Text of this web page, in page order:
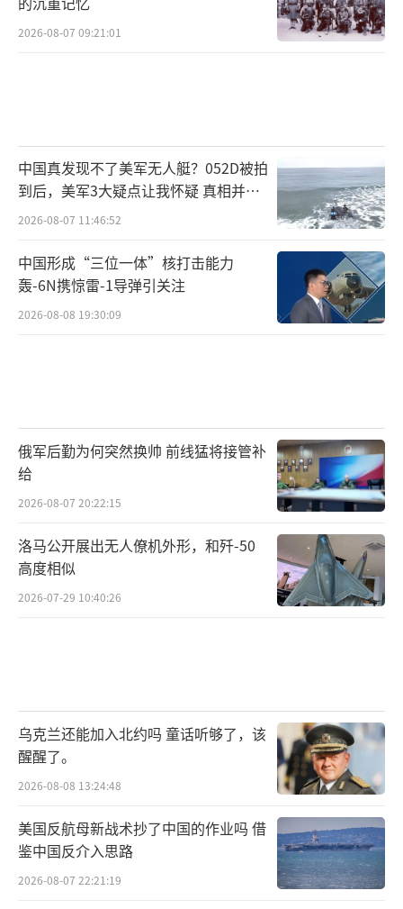
2026-08-07 09:21:01
中国真发现不了美军无人艇？052D被拍
到后，美军3大疑点让我怀疑 真相并非
如此
2026-08-07 11:46:52
中国形成“三位一体”核打击能力
轰-6N携惊雷-1导弹引关注
2026-08-08 19:30:09
俄军后勤为何突然换帅 前线猛将接管补
给
2026-08-07 20:22:15
洛马公开展出无人僚机外形，和歼-50
高度相似
2026-07-29 10:40:26
乌克兰还能加入北约吗 童话听够了，该
醒醒了。
2026-08-08 13:24:48
美国反航母新战术抄了中国的作业吗 借
鉴中国反介入思路
2026-08-07 22:21:19